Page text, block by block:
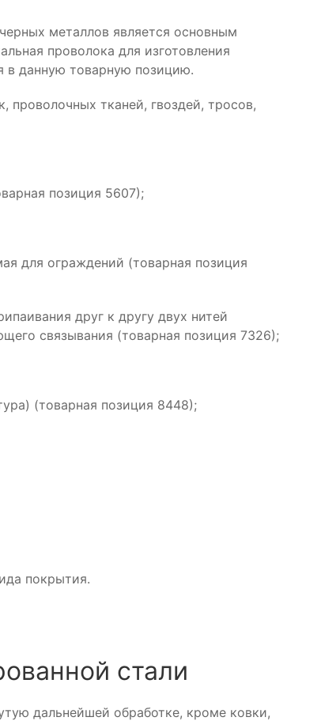
металлов является основным
проволока для изготовления
в данную товарную позицию.
проволочных тканей, гвоздей, тросов,
позиция 5607);
для ограждений (товарная позиция
друг к другу двух нитей
связывания (товарная позиция 7326);
(товарная позиция 8448);
покрытия.
стали
дальнейшей обработке, кроме ковки,